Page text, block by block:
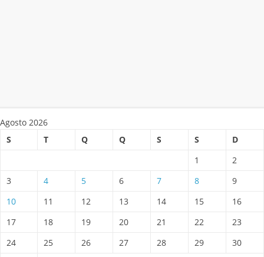
Agosto 2026
S
T Q Q S S
D
1
2
3
4 5 6 7 8
9
10
11 12 13 14 15
16
17
18 19 20 21 22
23
24
25 26 27 28 29
30